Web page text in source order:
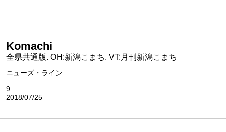
Komachi
全県共通版. OH:新潟こまち. VT:月刊新潟こまち
ニューズ・ライン
9
2018/07/25